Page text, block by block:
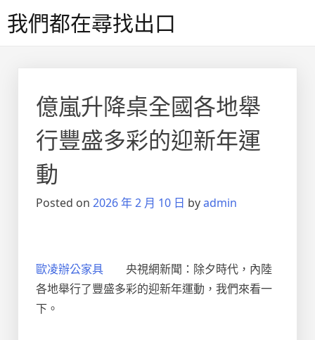
to我們都在尋找出口
億嵐升降桌全國各地舉
行豐盛多彩的迎新年運
動
Posted on 2026 年 2 月 10 日 byadmin
歐凌辦公家具 央視網新聞：除夕時代，內陸
各地舉行了豐盛多彩的迎新年運動，我們來看一
下。